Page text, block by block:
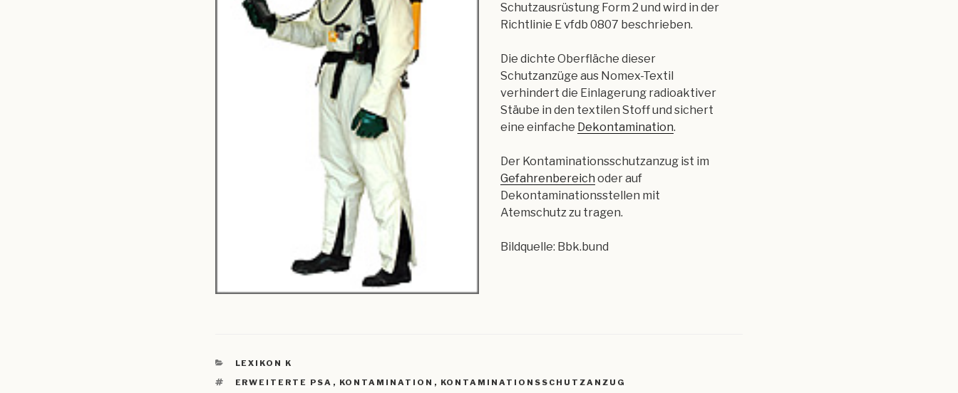
Schutzausrüstung Form 2 und wird in der
Richtlinie E vfdb 0807 beschrieben.
Die dichte Oberfläche dieser
Schutzanzüge aus Nomex-Textil
verhindert die Einlagerung radioaktiver
Stäube in den textilen Stoff und sichert
eine einfache Dekontamination.
Der Kontaminationsschutzanzug ist im
Gefahrenbereich oder auf
Dekontaminationsstellen mit
Atemschutz zu tragen.
Bildquelle: Bbk.bund
KATEGORIEN
LEXIKON K
SCHLAGWÖRTER
ERWEITERTE PSA , KONTAMINATION , KONTAMINATIONSSCHUTZANZUG